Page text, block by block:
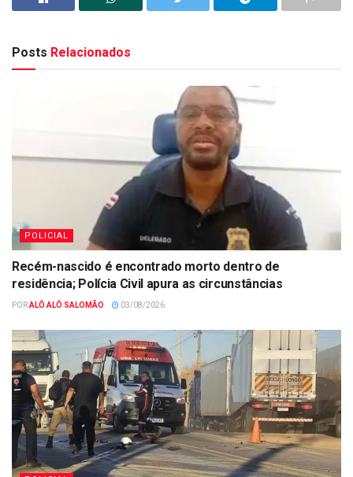
Posts Relacionados
POLICIAL
Recém-nascido é encontrado morto dentro de
residência; Polícia Civil apura as circunstâncias
PORALÔ ALÔ SALOMÃO 03/08/2026